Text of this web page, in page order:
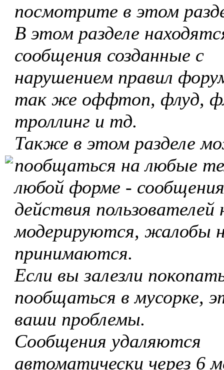
посмотрите в этом
В этом разделе
сообщения созданные с
нарушением правил
так же оффтоп, флуд,
троллинг и тд.
Также в этом разделе
пообщаться на любые
любой форме -
действия пользователей
модерируются, жалобы
принимаются.
Если вы залезли
пообщаться в мусорке,
ваши проблемы.
Сообщения удаляются
автоматически через 6